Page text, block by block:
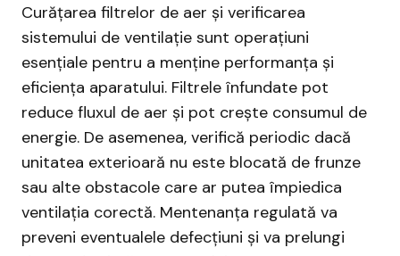
Curățarea filtrelor de aer și verificarea
sistemului de ventilație sunt operațiuni
esențiale pentru a menține performanța și
eficiența aparatului. Filtrele înfundate pot
reduce fluxul de aer și pot crește consumul de
energie. De asemenea, verifică periodic dacă
unitatea exterioară nu este blocată de frunze
sau alte obstacole care ar putea împiedica
ventilația corectă. Mentenanța regulată va
preveni eventualele defecțiuni și va prelungi